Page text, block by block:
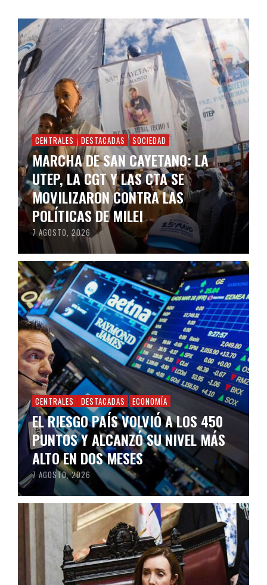
CENTRALES DESTACADAS SOCIEDAD
MARCHA DE SAN CAYETANO: LA
UTEP, LA CGT Y LAS CTA SE
MOVILIZARON CONTRA LAS
POLÍTICAS DE MILEI
7 AGOSTO, 2026
CENTRALES DESTACADAS ECONOMÍA
EL RIESGO PAÍS VOLVIÓ A LOS 450
PUNTOS Y ALCANZÓ SU NIVEL MÁS
ALTO EN DOS MESES
7 AGOSTO, 2026